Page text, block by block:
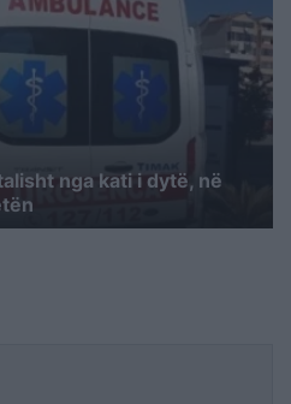
nga kati i dytë, në